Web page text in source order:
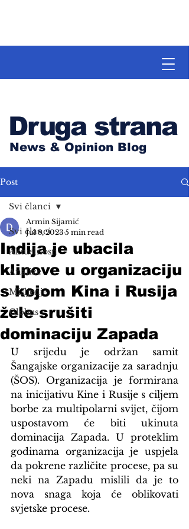
Druga strana
News & Opinion Blog
Post
Svi članci
Aktuelnosti
Analize
Mišljenje
Globus
Svi članci
Indija je ubacila
klipove u organizaciju
s kojom Kina i Rusija
žele srušiti
dominaciju Zapada
Armin Sijamić
Jul 8, 2023 5 min read
U srijedu je održan samit
Šangajske organizacije za saradnju
(ŠOS). Organizacija je formirana
na inicijativu Kine i Rusije s ciljem
borbe za multipolarni svijet, čijom
uspostavom će biti ukinuta
dominacija Zapada. U proteklim
godinama organizacija je uspjela
da pokrene različite procese, pa su
neki na Zapadu mislili da je to
nova snaga koja će oblikovati
svjetske procese.